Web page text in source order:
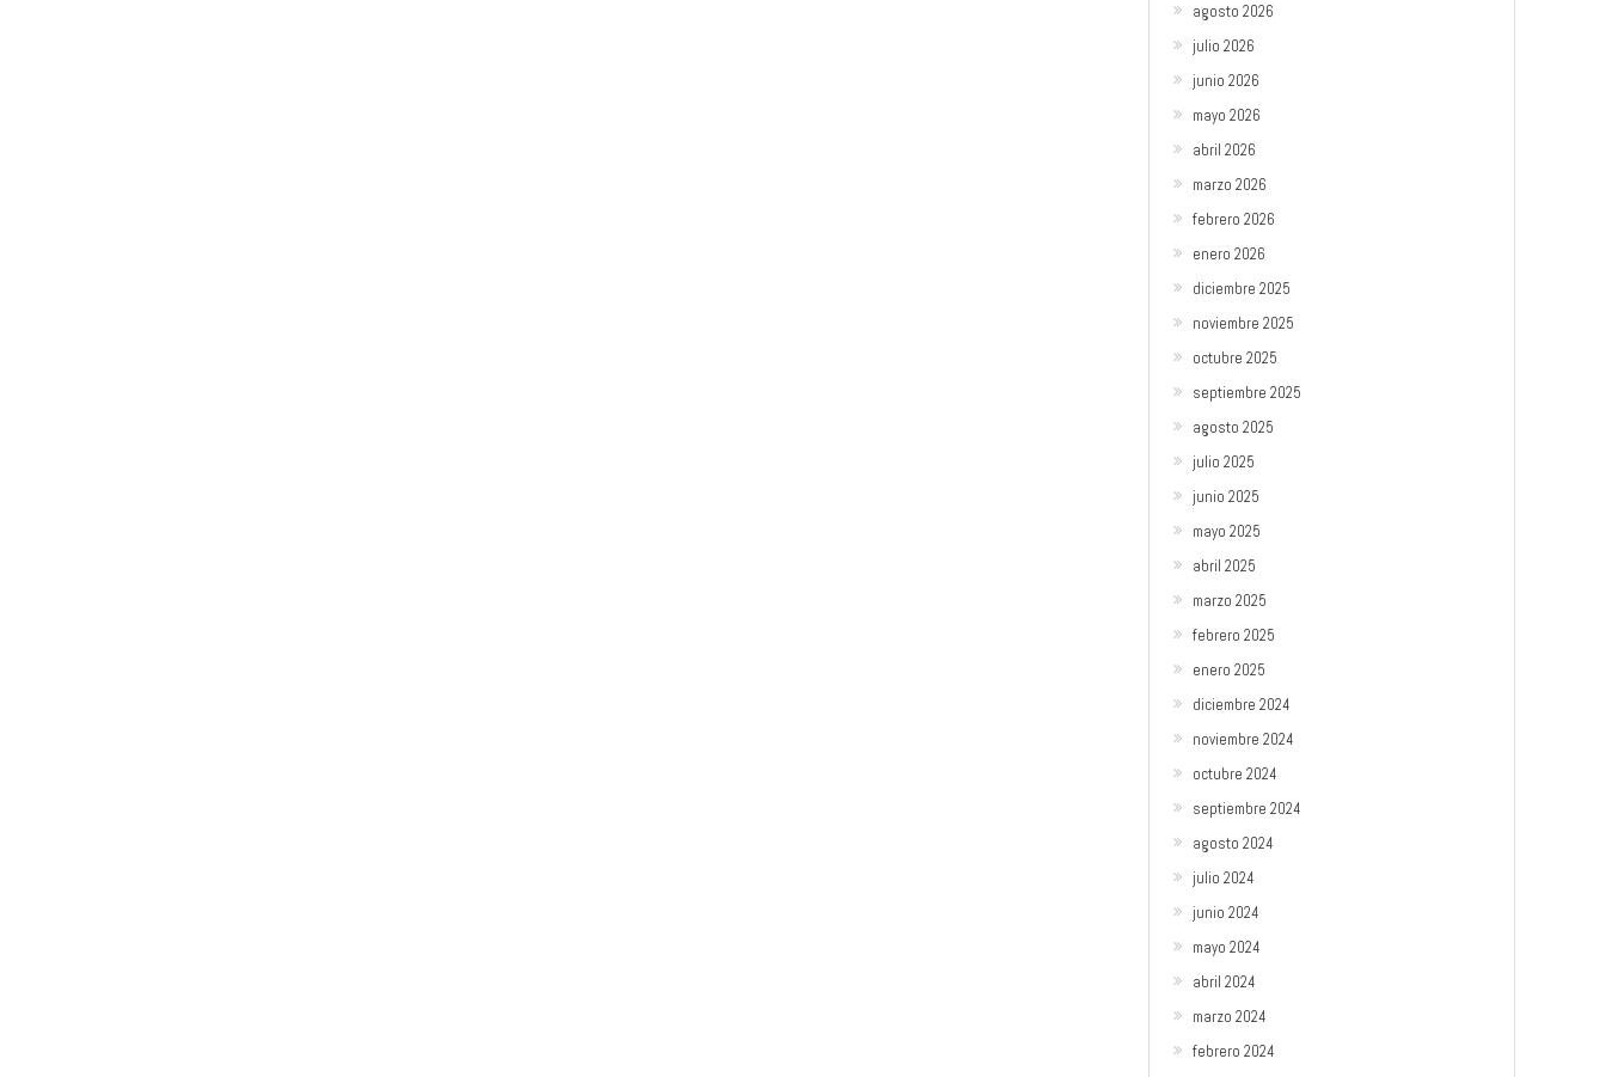
agosto 2026
julio 2026
junio 2026
mayo 2026
abril 2026
marzo 2026
febrero 2026
enero 2026
diciembre 2025
noviembre 2025
octubre 2025
septiembre 2025
agosto 2025
julio 2025
junio 2025
mayo 2025
abril 2025
marzo 2025
febrero 2025
enero 2025
diciembre 2024
noviembre 2024
octubre 2024
septiembre 2024
agosto 2024
julio 2024
junio 2024
mayo 2024
abril 2024
marzo 2024
febrero 2024